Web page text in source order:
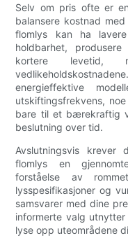
Selv om pris ofte er
balansere kostnad
flomlys kan ha
holdbarhet,
kortere
energieffektive
utskiftingsfrekvens,
bare til et bærekraftig
beslutning over tid.
Avslutningsvis
flomlys en
forståelse av
lysspesifikasjoner og
samsvarer med dine
informerte valg
lyse opp uteområdene